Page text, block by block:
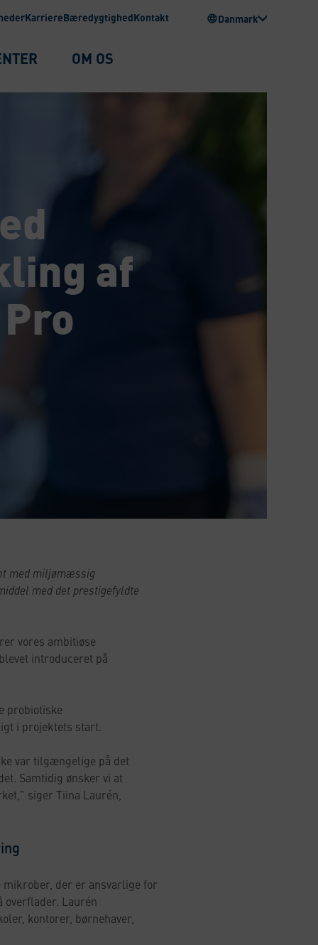
KarriereBæredygtighedKontakt Danmark
OM OS
af
med miljømæssig
med det prestigefyldte
vores ambitiøse
introduceret på
probiotiske
i projektets start.
var tilgængelige på det
Samtidig ønsker vi at
siger Tiina Laurén,
der er ansvarlige for
overflader. Laurén
kontorer, børnehaver,